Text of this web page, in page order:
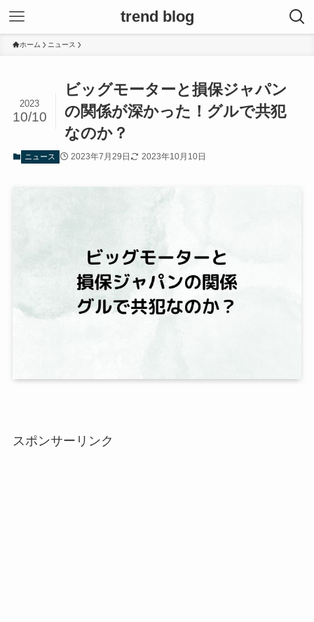
trend blog
ホーム ニュース
ビッグモーターと損保ジャパン
の関係が深かった！グルで共犯
なのか？
2023
10/10
ニュース 2023年7月29日 2023年10月10日
スポンサーリンク